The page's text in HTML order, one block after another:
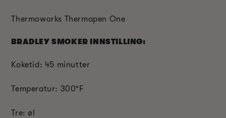
Thermoworks Thermapen One
BRADLEY SMOKER INNSTILLING:
Koketid: 45 minutter
Temperatur: 300ºF
Tre: øl